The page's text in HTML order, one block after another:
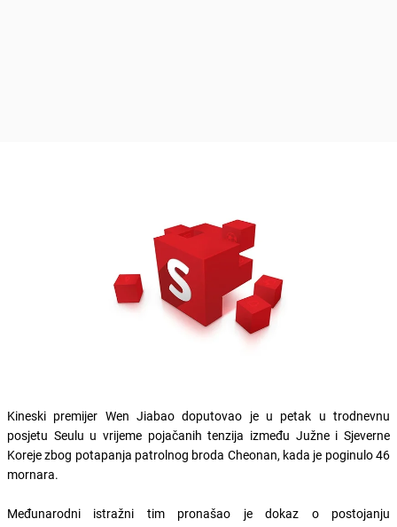
Kineski premijer Wen Jiabao doputovao je u petak u trodnevnu
posjetu Seulu u vrijeme pojačanih tenzija između Južne i Sjeverne
Koreje zbog potapanja patrolnog broda Cheonan, kada je poginulo 46
mornara.
Međunarodni istražni tim pronašao je dokaz o postojanju